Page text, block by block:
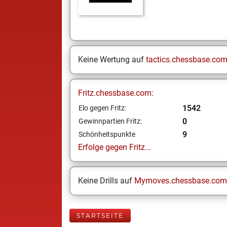
Keine Wertung auf tactics.chessbase.com
Fritz.chessbase.com:
Elo gegen Fritz: 1542
Gewinnpartien Fritz: 0
Schönheitspunkte
9
Erfolge gegen Fritz...
Keine Drills auf Mymoves.chessbase.com
STARTSEITE